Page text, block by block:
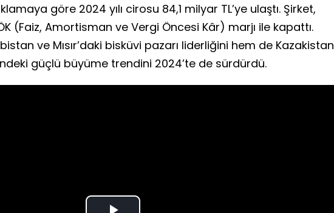
göre 2024 yılı cirosu 84,1 milyar TL’ye ulaştı. Şirket,
(Faiz, Amortisman ve Vergi Öncesi Kâr) marjı ile kapattı.
ve Mısır’daki bisküvi pazarı liderliğini hem de Kazakistan
güçlü büyüme trendini 2024’te de sürdürdü.